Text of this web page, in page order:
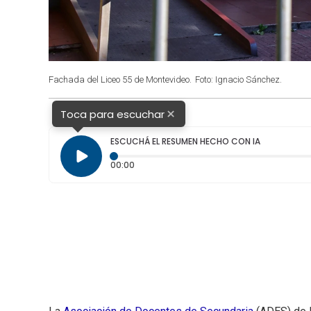
Fachada del Liceo 55 de Montevideo. Foto: Ignacio Sánchez.
Toca para escuchar×
ESCUCHÁ EL RESUMEN HECHO CON IA
00:00